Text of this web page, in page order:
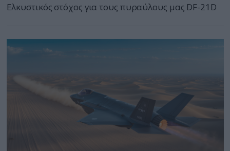
Ελκυστικός στόχος για τους πυραύλους μας DF-21D